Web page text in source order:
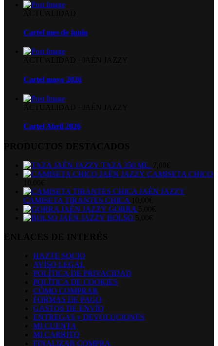
Cartel mes de junio
Cartel mayo 2026
Cartel Abril 2026
TAZA 350 ML.
CAMISETA CHICO
CAMISETA TIRANTES CHICA
GORRA
BOLSO
HAZTE SOCIO
AVISO LEGAL
POLÍTICA DE PRIVACIDAD
POLÍTICA DE COOKIES
CÓMO COMPRAR
FORMAS DE PAGO
GASTOS DE ENVÍO
ENTREGAS y DEVOLUCIONES
MI CUENTA
MI CARRITO
FINALIZAR COMPRA